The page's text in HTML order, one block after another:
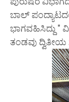
ಬಾಲ್
ಭಾಗವಹಿಸಿದ್ದು "
ತಂಡವು ದ್ವಿತೀಯ